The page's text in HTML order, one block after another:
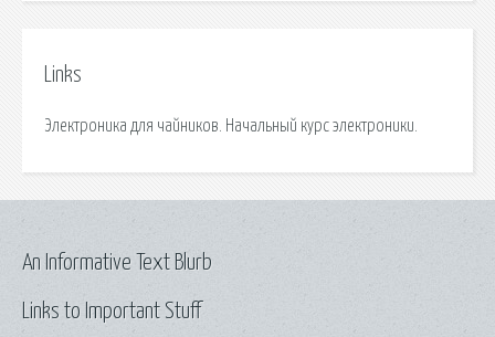
Links
Электроника для чайников. Начальный курс электроники.
Links to Important Stuff
An Informative Text Blurb